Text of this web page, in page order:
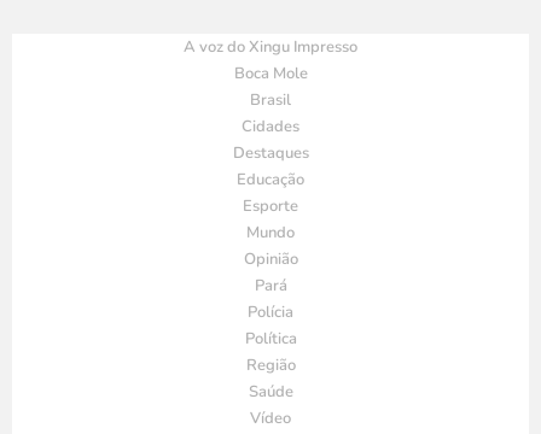
A voz do Xingu Impresso
Boca Mole
Brasil
Cidades
Destaques
Educação
Esporte
Mundo
Opinião
Pará
Polícia
Política
Região
Saúde
Vídeo